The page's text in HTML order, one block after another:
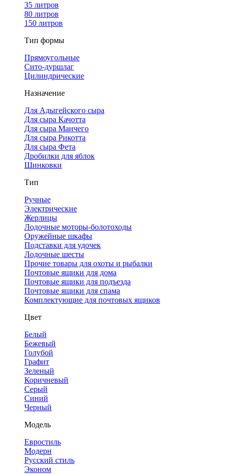
35 литров
80 литров
150 литров
Тип формы
Прямоугольные
Сито-дуршлаг
Цилиндрические
Назначение
Для Адыгейского сыра
Для сыра Качотта
Для сыра Манчего
Для сыра Рикотта
Для сыра Фета
Дробилки для яблок
Шинковки
Тип
Ручные
Электрические
Жерлицы
Лодочные моторы-болотоходы
Оружейные шкафы
Подставки для удочек
Лодочные шесты
Прочие товары для охоты и рыбалки
Почтовые ящики для дома
Почтовые ящики для подъезда
Почтовые ящики для спама
Комплектующие для почтовых ящиков
Цвет
Белый
Бежевый
Голубой
Графит
Зеленый
Коричневый
Серый
Синий
Черный
Модель
Евростиль
Модерн
Русский стиль
Эконом